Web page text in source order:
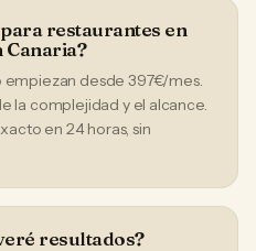
restaurantes en
Canaria?
empiezan desde 397€/mes.
la complejidad y el alcance.
en 24 horas, sin
resultados?